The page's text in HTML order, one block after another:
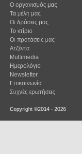
Ο οργανισμός μας
Τα μέλη μας
Οι δράσεις μας
Το κτίριο
Οι προτάσεις μας
Ατζέντα
Multimedia
Ημερολόγιο
Newsletter
Επικοινωνία
Συχνές ερωτήσεις
Copyright ©2014 - 2026